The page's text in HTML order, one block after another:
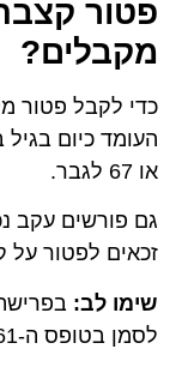
פטור
מקבלים?
כדי לקבל פטור
או 67 לגבר.
זכאים לפטור על
שימו לב:
לסמן בטופס ה-161 סעיף "פרישה עקב נכות".